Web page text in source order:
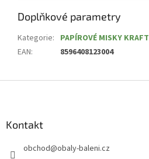
Doplňkové parametry
Kategorie: PAPÍROVÉ MISKY KRAFT
EAN: 8596408123004
Kontakt
obchod@obaly-baleni.cz